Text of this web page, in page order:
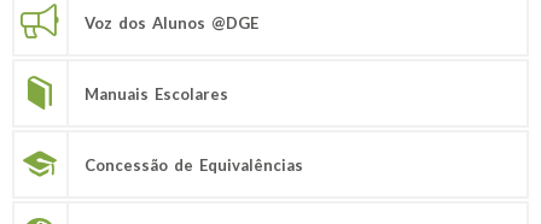
Voz dos Alunos @DGE
Manuais Escolares
Concessão de Equivalências